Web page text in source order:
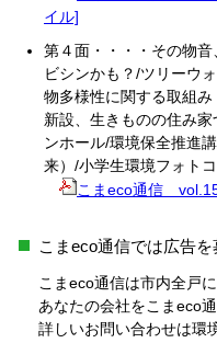
イル]
第４面・・・・その物
ビシンかも？/ツリーウ
物多様性に関する取組み
新設、生きものの住み
ンホール/環境保全推進
来）/小学生環境フォト
こまeco通信
こまeco通信では広告を
こまeco通信は市内全戸
あなたの会社をこまeco
詳しいお問い合わせは環